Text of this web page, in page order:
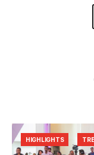
HIGHLIGHTS